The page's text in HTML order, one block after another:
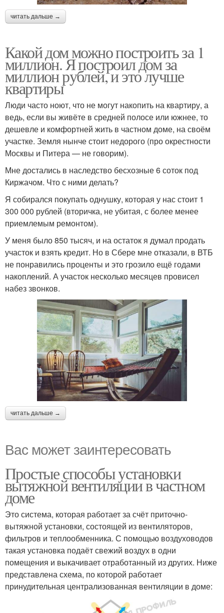
читать дальше →
Какой дом можно построить за 1
миллион. Я построил дом за
миллион рублей, и это лучше
квартиры
Люди часто ноют, что не могут накопить на квартиру, а
ведь, если вы живёте в средней полосе или южнее, то
дешевле и комфортней жить в частном доме, на своём
участке. Земля нынче стоит недорого (про окрестности
Москвы и Питера — не говорим).
Мне достались в наследство бесхозные 6 соток под
Киржачом. Что с ними делать?
Я собирался покупать однушку, которая у нас стоит 1
300 000 рублей (вторичка, не убитая, с более менее
приемлемым ремонтом).
У меня было 850 тысяч, и на остаток я думал продать
участок и взять кредит. Но в Сбере мне отказали, в ВТБ
не понравились проценты и это грозило ещё годами
накоплений. А участок несколько месяцев провисел
набез звонков.
читать дальше →
Вас может заинтересовать
Простые способы установки
вытяжной вентиляции в частном
доме
Это система, которая работает за счёт приточно-
вытяжной установки, состоящей из вентиляторов,
фильтров и теплообменника. С помощью воздуховодов
такая установка подаёт свежий воздух в одни
помещения и выкачивает отработанный из других. Ниже
представлена схема, по которой работает
принудительная централизованная вентиляции в доме: